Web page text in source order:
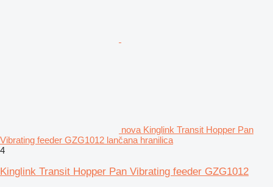
nova Kinglink Transit Hopper Pan
Vibrating feeder GZG1012 lančana hranilica
4
Kinglink Transit Hopper Pan Vibrating feeder GZG1012